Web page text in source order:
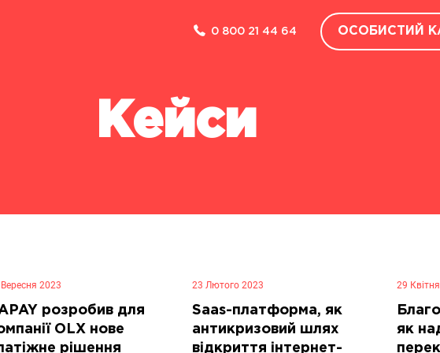
0 800 21 44 64 ОСОБИСТИЙ
Зворотний зв'язок
FAQ
ПАРТНЕРСТВО
РОЗКРИТТЯ ІНФОРМАЦІЇ
Кейси
2023
розробив для
OLX нове
рішення
23 Лютого 2023
Saas-платформа, як
антикризовий шлях
відкриття інтернет-
29
як